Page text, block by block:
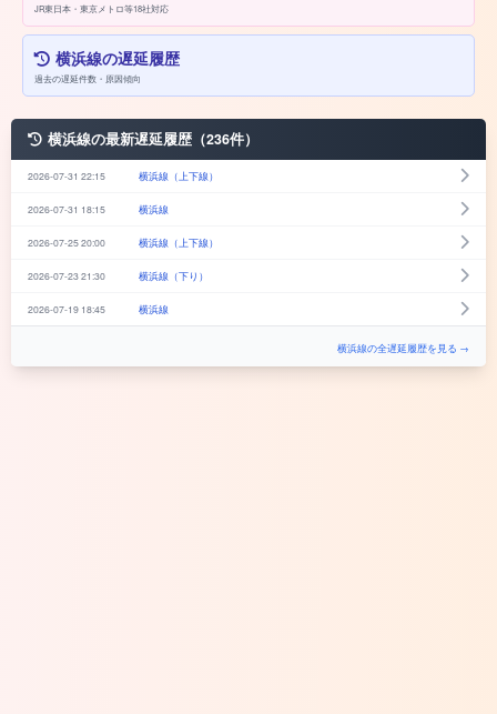
JR東日本・東京メトロ等18社対応
横浜線の遅延履歴
過去の遅延件数・原因傾向
横浜線の最新遅延履歴（236件）
2026-07-31 22:15 横浜線（上下線）
2026-07-31 18:15 横浜線
2026-07-25 20:00 横浜線（上下線）
2026-07-23 21:30 横浜線（下り）
2026-07-19 18:45 横浜線
横浜線の全遅延履歴を見る →